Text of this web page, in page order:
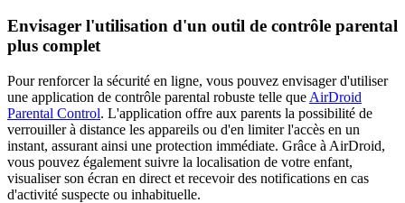
Envisager l'utilisation d'un outil de contrôle parental
plus complet
Pour renforcer la sécurité en ligne, vous pouvez envisager d'utiliser
une application de contrôle parental robuste telle que AirDroid
Parental Control. L'application offre aux parents la possibilité de
verrouiller à distance les appareils ou d'en limiter l'accès en un
instant, assurant ainsi une protection immédiate. Grâce à AirDroid,
vous pouvez également suivre la localisation de votre enfant,
visualiser son écran en direct et recevoir des notifications en cas
d'activité suspecte ou inhabituelle.